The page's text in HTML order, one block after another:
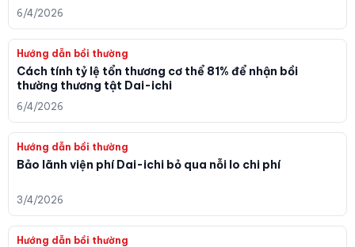
6/4/2026
Hướng dẫn bồi thường
Cách tính tỷ lệ tổn thương cơ thể 81% để nhận bồi
thường thương tật Dai-ichi
6/4/2026
Hướng dẫn bồi thường
Bảo lãnh viện phí Dai-ichi bỏ qua nỗi lo chi phí
3/4/2026
Hướng dẫn bồi thường